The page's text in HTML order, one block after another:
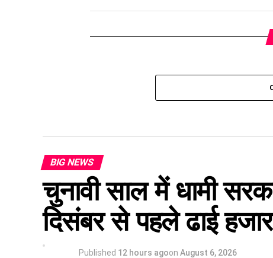
BIG NEWS
चुनावी साल में धामी
दिसंबर से पहले ढाई
Published 12 hours agoon August 6, 2026